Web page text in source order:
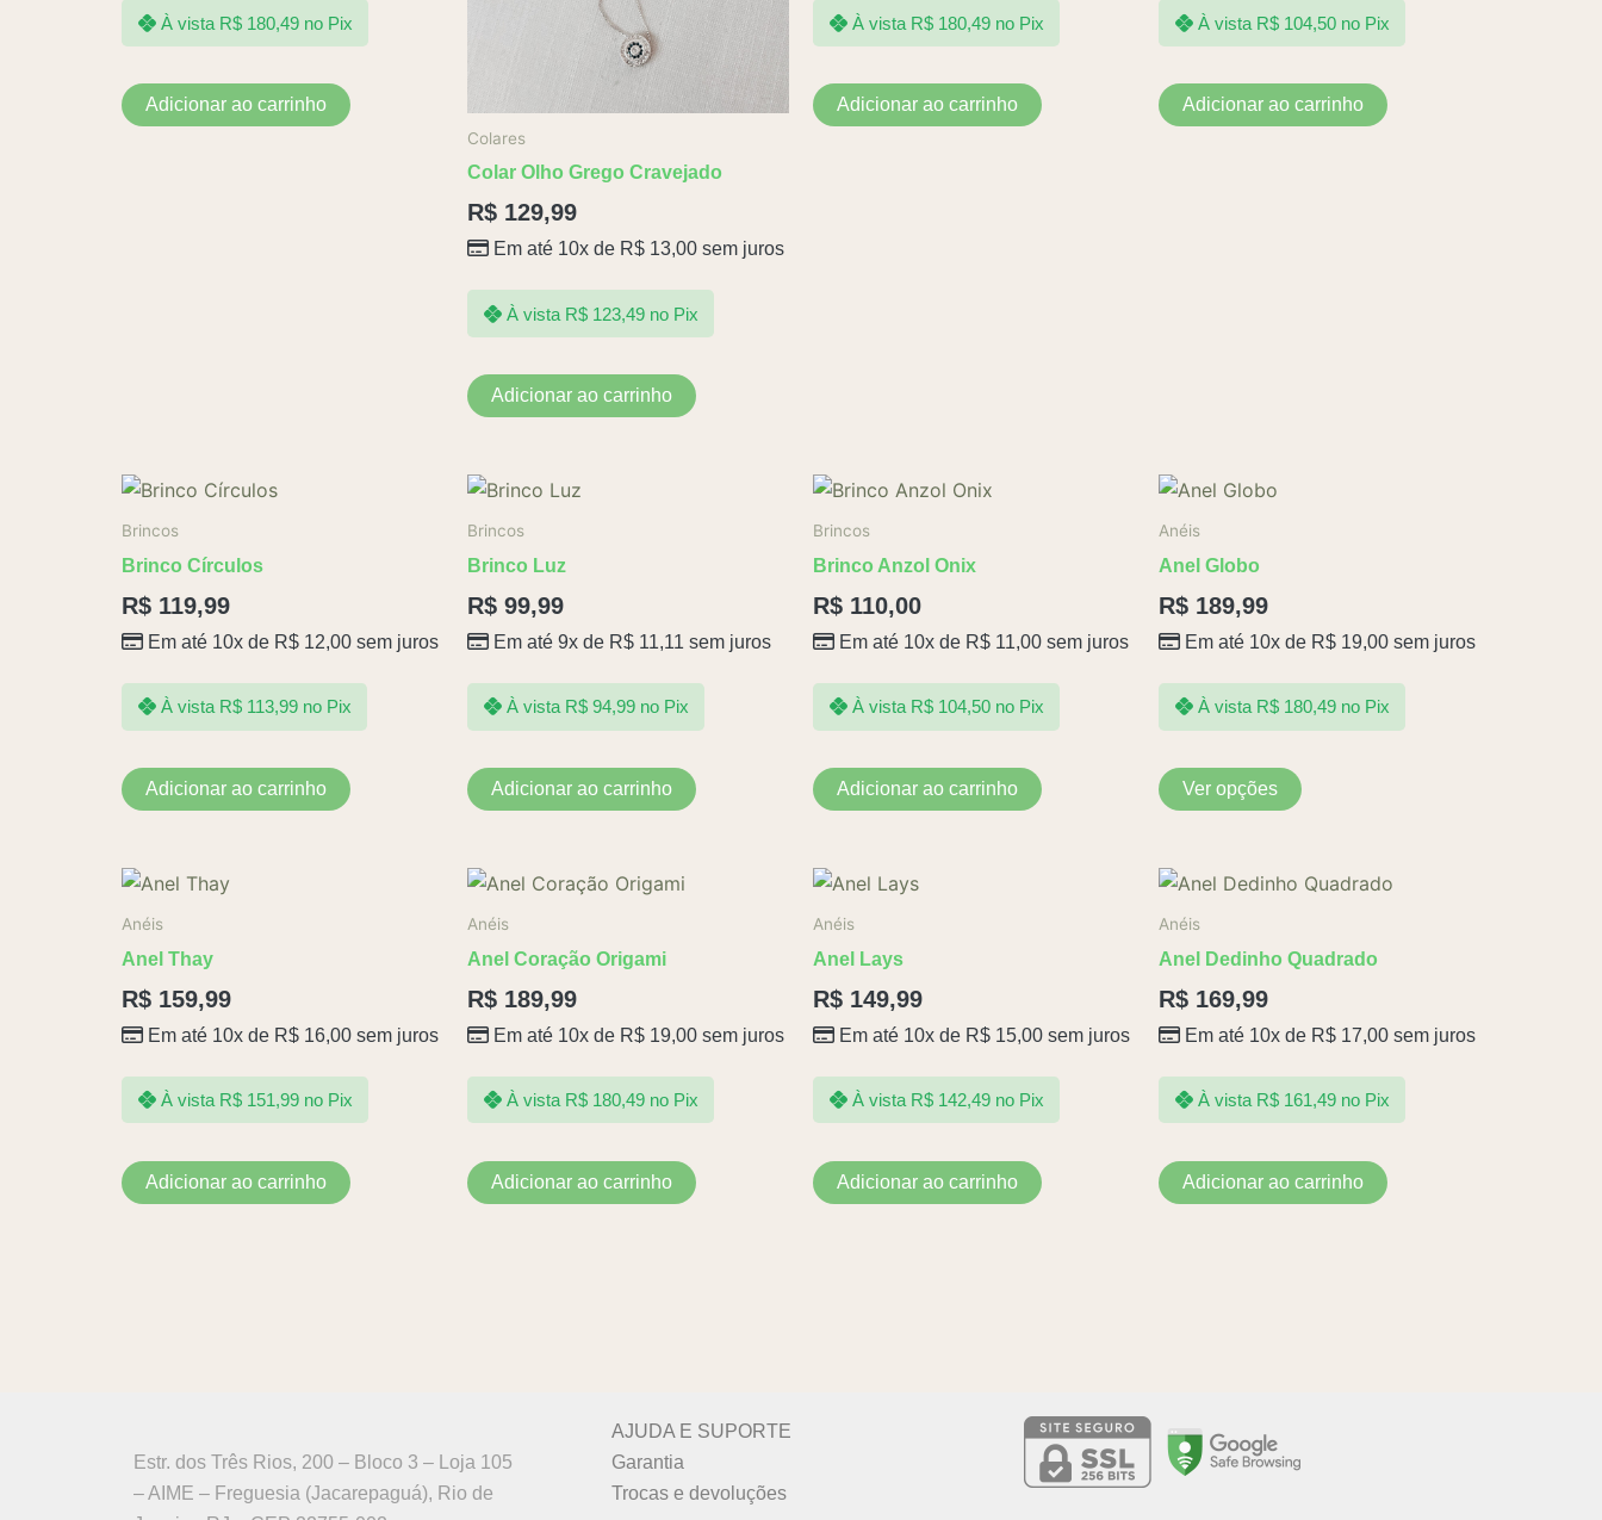
À vista R$180,49 no Pix
Adicionar ao carrinho
Colares
Colar Olho Grego Cravejado
R$ 129,99
Em até 10x de R$ 13,00 sem juros
À vista R$123,49 no Pix
Adicionar ao carrinho
À vista R$180,49 no Pix
Adicionar ao carrinho
À vista R$104,50 no Pix
Adicionar ao carrinho
Brincos
Brinco Círculos
R$ 119,99
Em até 10x de R$ 12,00 sem juros
À vista R$113,99 no Pix
Adicionar ao carrinho
Brincos
Brinco Luz
R$ 99,99
Em até 9x de R$ 11,11 sem juros
À vista R$94,99 no Pix
Adicionar ao carrinho
Brincos
Brinco Anzol Onix
R$ 110,00
Em até 10x de R$ 11,00 sem juros
À vista R$104,50 no Pix
Adicionar ao carrinho
Anéis
Anel Globo
R$ 189,99
Em até 10x de R$ 19,00 sem juros
À vista R$180,49 no Pix
Ver opções
As
podem
ser
na
produto
Anéis
Anel Thay
R$ 159,99
Em até 10x de R$ 16,00 sem juros
À vista R$151,99 no Pix
Adicionar ao carrinho
Anéis
Anel Coração Origami
R$ 189,99
Em até 10x de R$ 19,00 sem juros
À vista R$180,49 no Pix
Adicionar ao carrinho
Anéis
Anel Lays
R$ 149,99
Em até 10x de R$ 15,00 sem juros
À vista R$142,49 no Pix
Adicionar ao carrinho
Anéis
Anel Dedinho Quadrado
R$ 169,99
Em até 10x de R$ 17,00 sem juros
À vista R$161,49 no Pix
Adicionar ao carrinho
Estr. dos Três Rios, 200 – Bloco 3 – Loja 105
– AIME – Freguesia (Jacarepaguá), Rio de
AJUDA E SUPORTE
Garantia
Trocas e devoluções